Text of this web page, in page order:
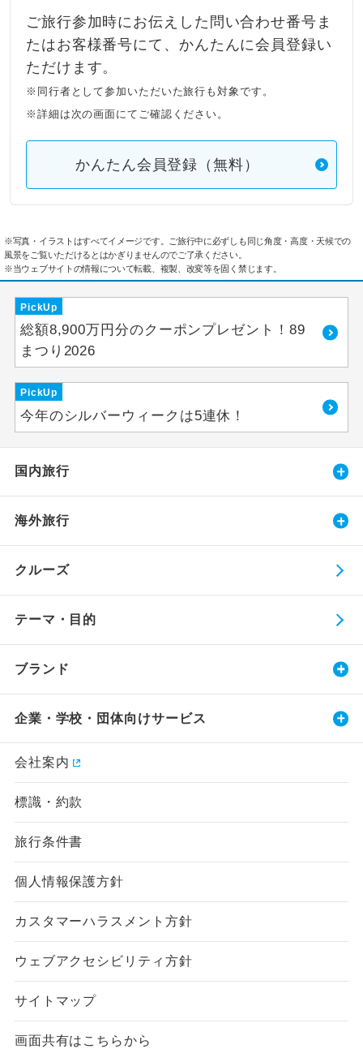
ご旅行参加時にお伝えした問い合わせ番号ま
たはお客様番号にて、かんたんに会員登録い
ただけます。
※同行者として参加いただいた旅行も対象です。
※詳細は次の画面にてご確認ください。
かんたん会員登録（無料）
※写真・イラストはすべてイメージです。ご旅行中に必ずしも同じ角度・高度・天候での
風景をご覧いただけるとはかぎりませんのでご了承ください。
※当ウェブサイトの情報について転載、複製、改変等を固く禁じます。
PickUp
総額8,900万円分のクーポンプレゼント！89
まつり2026
PickUp
今年のシルバーウィークは5連休！
国内旅行
海外旅行
クルーズ
テーマ・目的
ブランド
企業・学校・団体向けサービス
会社案内
標識・約款
旅行条件書
個人情報保護方針
カスタマーハラスメント方針
ウェブアクセシビリティ方針
サイトマップ
画面共有はこちらから